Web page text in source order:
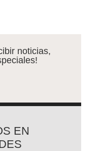
noticias,
EN